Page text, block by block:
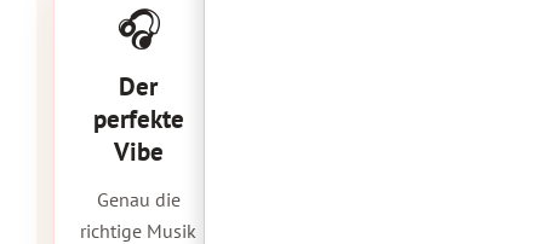
🎧
Der
perfekte
Vibe
Genau die
richtige Musik